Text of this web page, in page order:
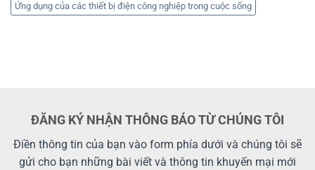
Ứng dụng của các thiết bị điện công nghiệp trong cuộc sống
ĐĂNG KÝ NHẬN THÔNG BÁO TỪ CHÚNG TÔI
Điền thông tin của bạn vào form phía dưới và chúng tôi sẽ
gửi cho bạn những bài viết và thông tin khuyến mại mới